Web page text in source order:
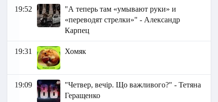
19:52
"А теперь там «умывают руки» и
«переводят стрелки»" - Александр
Карпец
19:31 Хомяк
19:09
"Четвер, вечір. Що важливого?" - Тетяна
Геращенко